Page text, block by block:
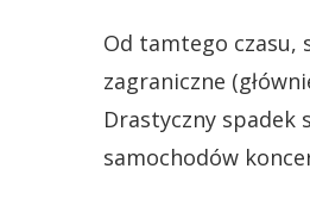
Od tamtego czasu,
zagraniczne
Drastyczny spadek
samochodów